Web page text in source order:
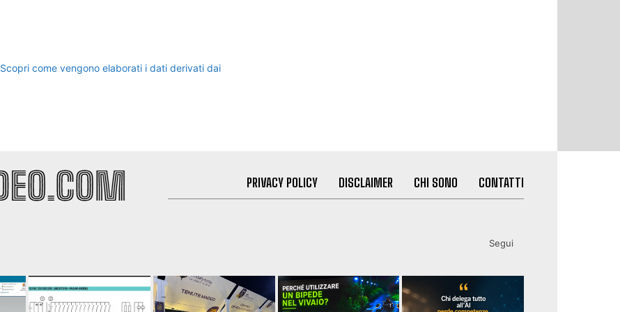
Scopri come vengono elaborati i dati derivati dai
PRIVACY POLICY DISCLAIMER CHI SONO CONTATTI
Segui